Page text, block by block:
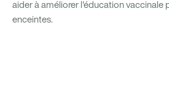
aider à améliorer l'éducation vaccinale
enceintes.